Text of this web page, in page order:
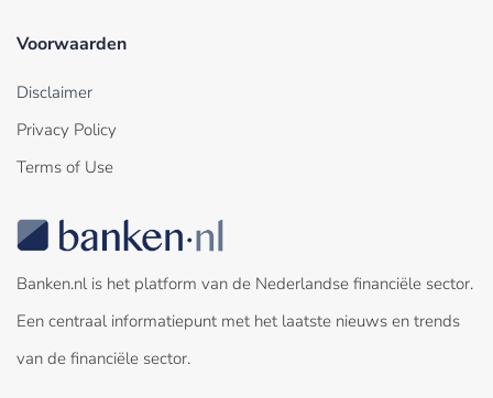
Voorwaarden
Disclaimer
Privacy Policy
Terms of Use
Banken.nl is het platform van de Nederlandse financiële sector.
Een centraal informatiepunt met het laatste nieuws en trends
van de financiële sector.